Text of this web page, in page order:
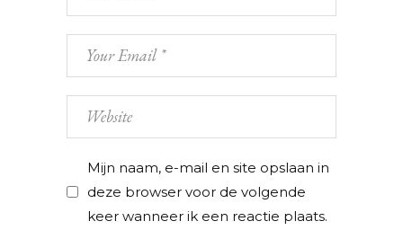
Mijn naam, e-mail en site opslaan in
deze browser voor de volgende
keer wanneer ik een reactie plaats.